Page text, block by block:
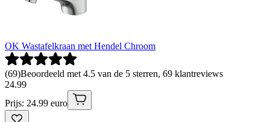
OK Wastafelkraan met Hendel Chroom
(69)Beoordeeld met 4.5 van de 5 sterren, 69 klantreviews
24.99
Prijs: 24.99 euro